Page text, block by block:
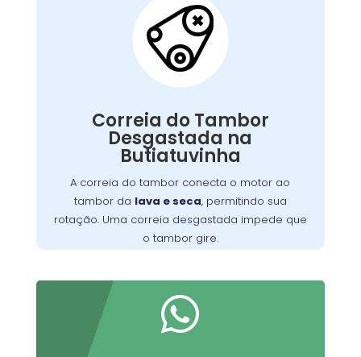
Correia do Tambor
Desgastada na
Butiatuvinha
A correia do tambor conecta o motor ao
tambor da lava e seca, permitindo sua
rotação. Uma correia desgastada impede que
o tambor gire.
Correia do Tambor
Desgastada:
correia do tambor
conecta o motor ao
máquina de lavar
tensão ou quebrar, resultando em um tambor
que não gira, ruídos estranhos ou ciclos
incompletos.
Substituir a correia desgastada é
máquina
. Verifique periodicamente e consulte
um técnico para a troca adequada, garantindo
maior durabilidade do equipamento
